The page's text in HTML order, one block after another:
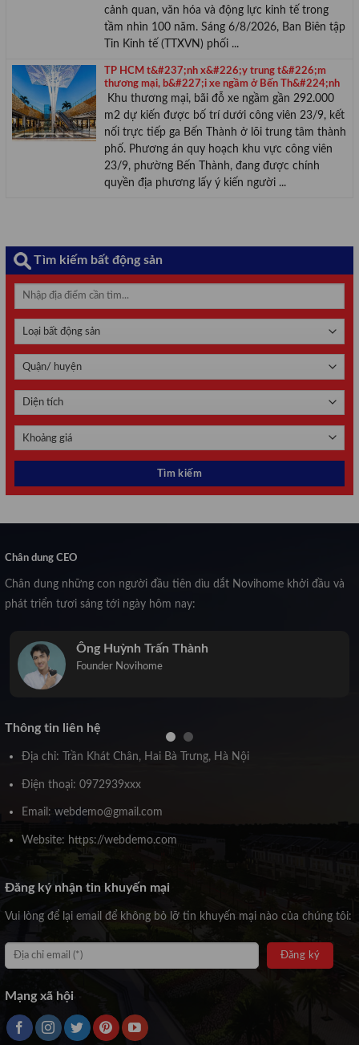
cảnh quan, văn hóa và động lực kinh tế trong
tầm nhìn 100 năm. Sáng 6/8/2026, Ban Biên tập
Tin Kinh tế (TTXVN) phối ...
TP HCM t&#237;nh x&#226;y trung t&#226;m
thương mại, b&#227;i xe ngầm ở Bến Th&#224;nh
Khu thương mại, bãi đỗ xe ngầm gần 292.000
m2 dự kiến được bố trí dưới công viên 23/9, kết
nối trực tiếp ga Bến Thành ở lõi trung tâm thành
phố. Phương án quy hoạch khu vực công viên
23/9, phường Bến Thành, đang được chính
quyền địa phương lấy ý kiến người ...
Tìm kiếm bất động sản
Chân dung CEO
Chân dung những con người đầu tiên dìu dắt Novihome khởi đầu và
phát triển tươi sáng tới ngày hôm nay:
Ông Huỳnh Trấn Thành
Founder Novihome
Thông tin liên hệ
Địa chỉ: Trần Khát Chân, Hai Bà Trưng, Hà Nội
Điện thoại: 0972939xxx
Email: webdemo@gmail.com
Website: https://webdemo.com
Đăng ký nhận tin khuyến mại
Vui lòng để lại email để không bỏ lỡ tin khuyến mại nào của chúng tôi:
Mạng xã hội